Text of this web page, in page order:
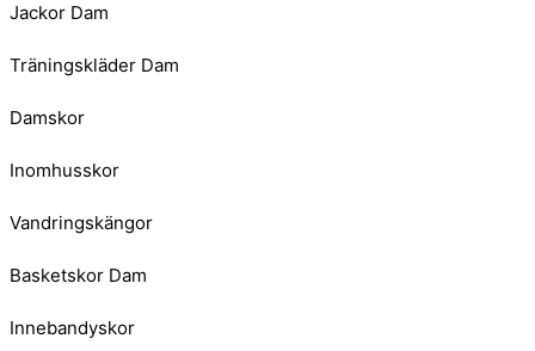
Jackor Dam
Träningskläder Dam
Damskor
Inomhusskor
Vandringskängor
Basketskor Dam
Innebandyskor